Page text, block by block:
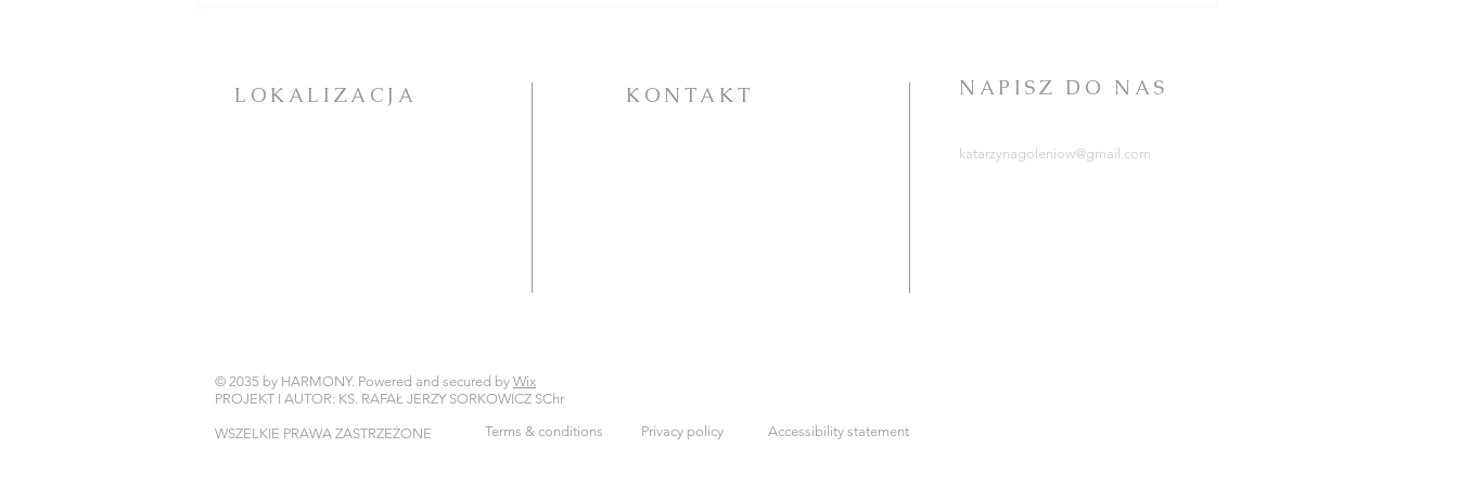
LOKALIZACJA KONTAKT NAPISZ DO NAS
katarzynagoleniow@gmail.com
© 2035 by HARMONY. Powered and secured by Wix
PROJEKT I AUTOR: KS. RAFAŁ JERZY SORKOWICZ SChr
Terms & conditions
WSZELKIE PRAWA ZASTRZEŻONE Privacy policy Accessibility statement